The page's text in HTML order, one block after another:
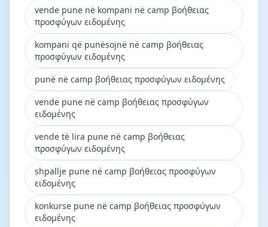
vende pune në kompani në camp βοήθειας
προσφύγων ειδoμένης
kompani që punësojnë në camp βοήθειας
προσφύγων ειδoμένης
punë në camp βοήθειας προσφύγων ειδoμένης
vende pune në camp βοήθειας προσφύγων
ειδoμένης
vende të lira pune në camp βοήθειας
προσφύγων ειδoμένης
shpallje pune në camp βοήθειας προσφύγων
ειδoμένης
konkurse pune në camp βοήθειας προσφύγων
ειδoμένης